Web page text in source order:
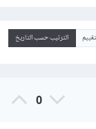
الترتيب حسب التاريخ
0